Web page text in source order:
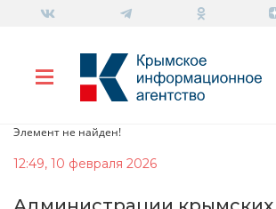
Элемент не найден!
12:49, 10 февраля 2026